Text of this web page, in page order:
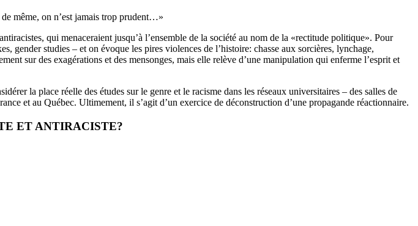
même, on n’est jamais trop prudent…»
qui menaceraient jusqu’à l’ensemble de la société au nom de la «rectitude politique». Pour
studies – et on évoque les pires violences de l’histoire: chasse aux sorcières, lynchage,
sur des exagérations et des mensonges, mais elle relève d’une manipulation qui enferme l’esprit et
la place réelle des études sur le genre et le racisme dans les réseaux universitaires – des salles de
et au Québec. Ultimement, il s’agit d’un exercice de déconstruction d’une propagande réactionnaire.
ET ANTIRACISTE?